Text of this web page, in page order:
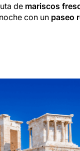
de mariscos
con un paseo